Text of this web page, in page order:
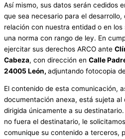
Así mismo, sus datos serán cedidos
que sea necesario para el
relación con nuestra entidad o en
una norma con rango de ley. En
ejercitar sus derechos ARCO ante
Cabeza, con dirección en Calle
24005 León, adjuntando fotocopia
El contenido de esta comunicación,
documentación anexa, está sujeta
dirigida únicamente a su
no fuera el destinatario, le
comunique su contenido a terceros,